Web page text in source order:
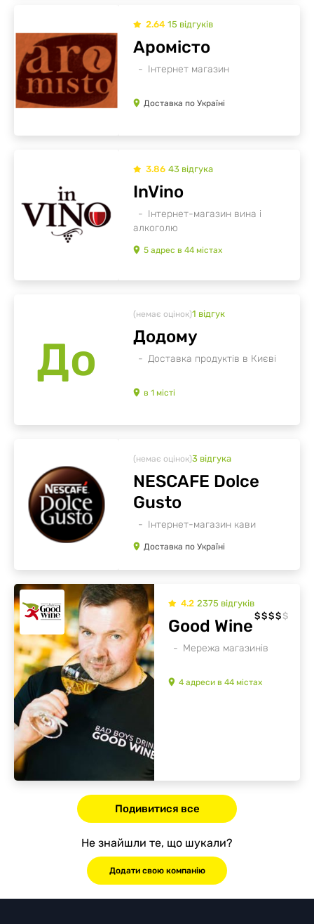
2.64 15 відгуків
Інтернет магазин
Аромісто
Доставка по Україні
3.86 43 відгукa
Інтернет-магазин вина і
алкоголю
InVino
5 адрес в 44 містах
До
(немає оцінок)1 відгук
Доставка продуктів в Києві
Додому
в 1 місті
(немає оцінок)3 відгукa
Інтернет-магазин кави
NESCAFE Dolce
Gusto
Доставка по Україні
4.2 2375 відгуків
$$$$ $
Мережа магазинів
Good Wine
4 адреси в 44 містах
Подивитися все
Не знайшли те, що шукали?
Додати свою компанію